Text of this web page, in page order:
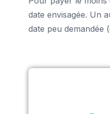
date envisagée. Un
date peu demandée